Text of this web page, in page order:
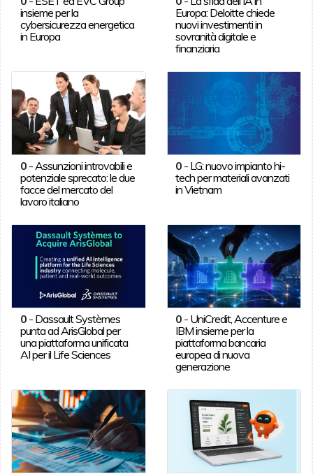
insieme per la
cybersicurezza energetica
in Europa
Europa: Deloitte chiede
nuovi investimenti in
sovranità digitale e
finanziaria
0- Assunzioni introvabili e
potenziale sprecato: le due
facce del mercato del
lavoro italiano
0 - LG: nuovo impianto hi-
tech per materiali avanzati
in Vietnam
0- Dassault Systèmes
punta ad ArisGlobal per
una piattaforma unificata
AI per il Life Sciences
0 - UniCredit, Accenture e
IBM insieme per la
piattaforma bancaria
europea di nuova
generazione